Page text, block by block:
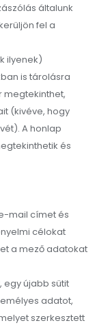
általunk
fel a
ilyenek)
is tárolásra
megtekinthet,
(kivéve, hogy
A honlap
és
mail címet és
célokat
a mező adatokat
egy újabb sütit
adatot,
szerkesztett